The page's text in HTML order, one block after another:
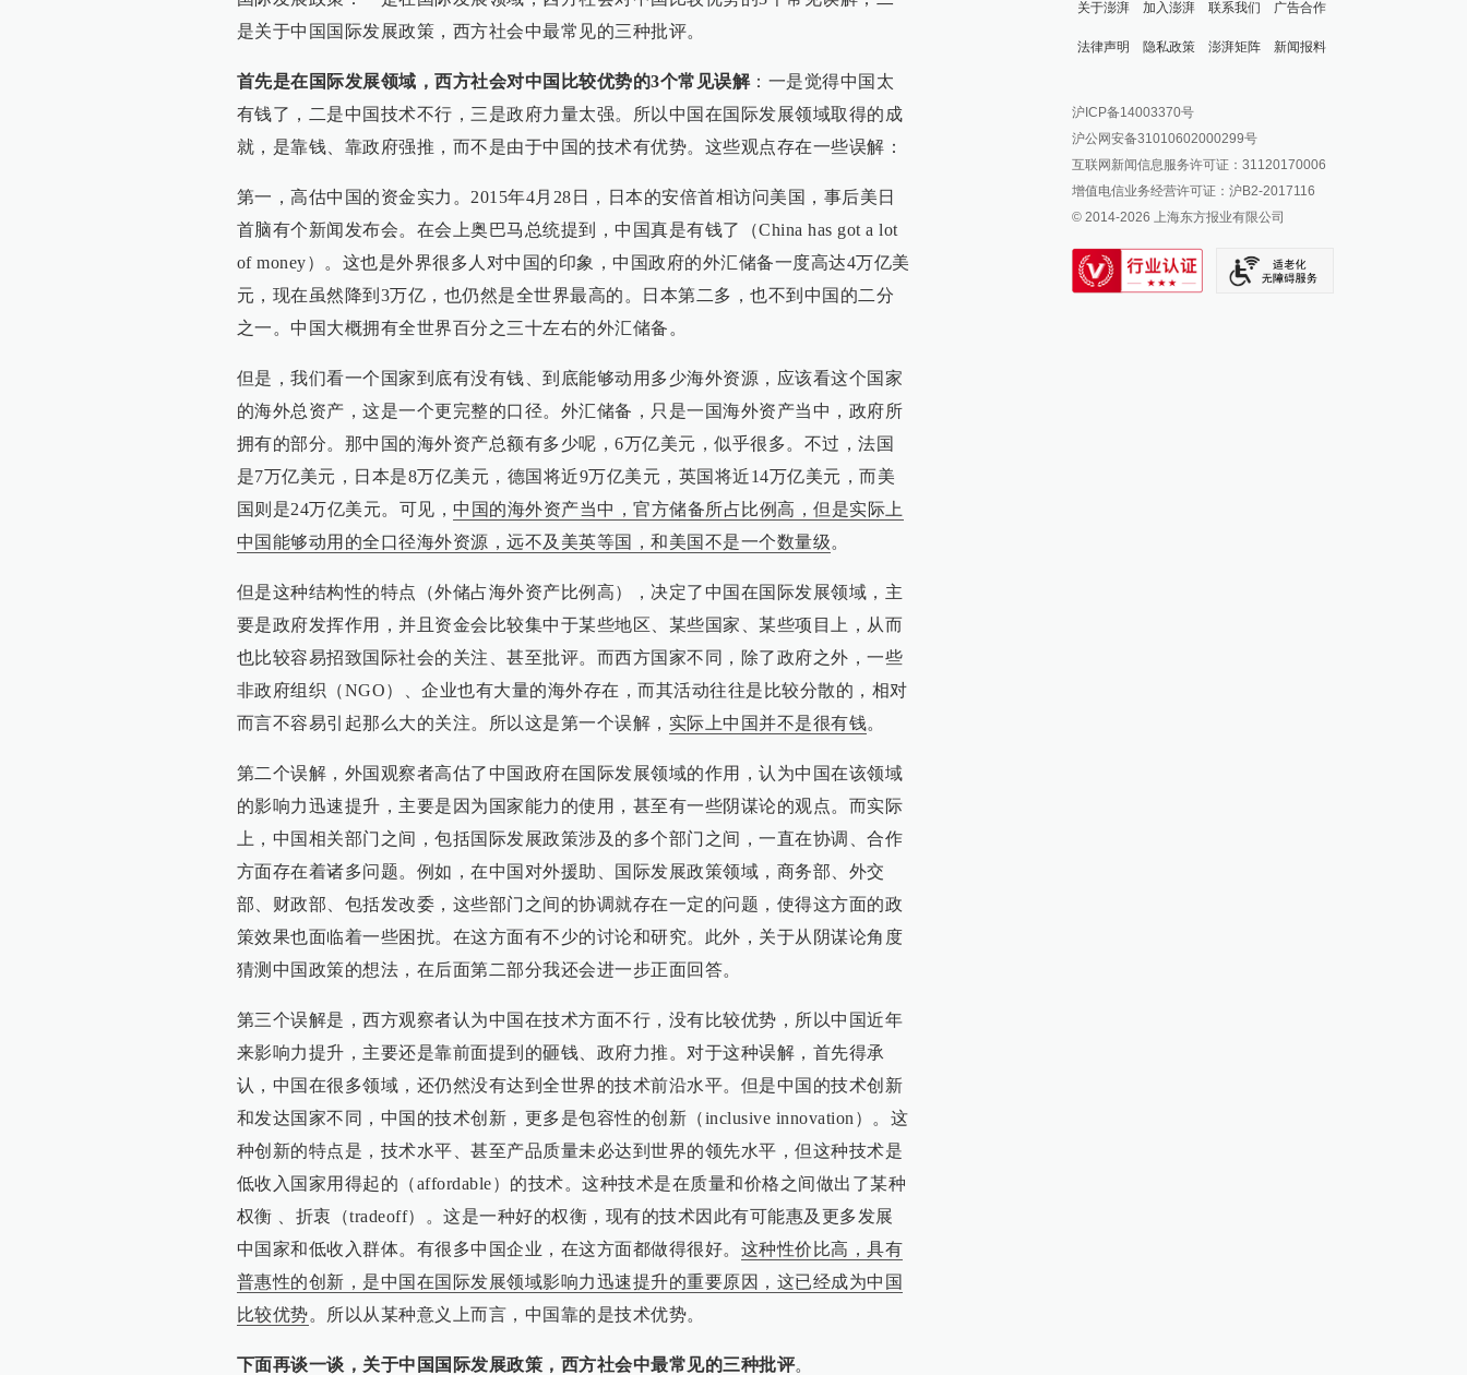
是关于中国国际发展政策，西方社会中最常见的三种批评。
首先是在国际发展领域，西方社会对中国比较优势的3个常见误解：一是觉得中国太
有钱了，二是中国技术不行，三是政府力量太强。所以中国在国际发展领域取得的成
就，是靠钱、靠政府强推，而不是由于中国的技术有优势。这些观点存在一些误解：
第一，高估中国的资金实力。2015年4月28日，日本的安倍首相访问美国，事后美日
首脑有个新闻发布会。在会上奥巴马总统提到，中国真是有钱了（China has got a lot
of money）。这也是外界很多人对中国的印象，中国政府的外汇储备一度高达4万亿美
元，现在虽然降到3万亿，也仍然是全世界最高的。日本第二多，也不到中国的二分
之一。中国大概拥有全世界百分之三十左右的外汇储备。
但是，我们看一个国家到底有没有钱、到底能够动用多少海外资源，应该看这个国家
的海外总资产，这是一个更完整的口径。外汇储备，只是一国海外资产当中，政府所
拥有的部分。那中国的海外资产总额有多少呢，6万亿美元，似乎很多。不过，法国
是7万亿美元，日本是8万亿美元，德国将近9万亿美元，英国将近14万亿美元，而美
国则是24万亿美元。可见， 中国的海外资产当中，官方储备所占比例高，但是实际上
中国能够动用的全口径海外资源，远不及美英等国，和美国不是一个数量级。
但是这种结构性的特点（外储占海外资产比例高），决定了中国在国际发展领域，主
要是政府发挥作用，并且资金会比较集中于某些地区、某些国家、某些项目上，从而
也比较容易招致国际社会的关注、甚至批评。而西方国家不同，除了政府之外，一些
非政府组织（NGO）、企业也有大量的海外存在，而其活动往往是比较分散的，相对
而言不容易引起那么大的关注。所以这是第一个误解， 实际上中国并不是很有钱。
第二个误解，外国观察者高估了中国政府在国际发展领域的作用，认为中国在该领域
的影响力迅速提升，主要是因为国家能力的使用，甚至有一些阴谋论的观点。而实际
上，中国相关部门之间，包括国际发展政策涉及的多个部门之间，一直在协调、合作
方面存在着诸多问题。例如，在中国对外援助、国际发展政策领域，商务部、外交
部、财政部、包括发改委，这些部门之间的协调就存在一定的问题，使得这方面的政
策效果也面临着一些困扰。在这方面有不少的讨论和研究。此外，关于从阴谋论角度
猜测中国政策的想法，在后面第二部分我还会进一步正面回答。
第三个误解是，西方观察者认为中国在技术方面不行，没有比较优势，所以中国近年
来影响力提升，主要还是靠前面提到的砸钱、政府力推。对于这种误解，首先得承
认，中国在很多领域，还仍然没有达到全世界的技术前沿水平。但是中国的技术创新
和发达国家不同，中国的技术创新，更多是包容性的创新（inclusive innovation）。这
种创新的特点是，技术水平、甚至产品质量未必达到世界的领先水平，但这种技术是
低收入国家用得起的（affordable）的技术。这种技术是在质量和价格之间做出了某种
权衡 、折衷（tradeoff）。这是一种好的权衡，现有的技术因此有可能惠及更多发展
中国家和低收入群体。有很多中国企业，在这方面都做得很好。 这种性价比高，具有
普惠性的创新，是中国在国际发展领域影响力迅速提升的重要原因，这已经成为中国
比较优势。所以从某种意义上而言，中国靠的是技术优势。
下面再谈一谈，关于中国国际发展政策，西方社会中最常见的三种批评。
关于澎湃 加入澎湃 联系我们 广告合作
法律声明 隐私政策 澎湃矩阵
澎湃新闻公众号
澎湃新闻抖音号
派生万物开放平台
IP SHANGHAI
SIXTH TONE
新闻报料
报料邮箱: news@thepaper.cn
沪ICP备14003370号
沪公网安备31010602000299号
互联网新闻信息服务许可证：31120170006
增值电信业务经营许可证：沪B2-2017116
© 2014-2026 上海东方报业有限公司